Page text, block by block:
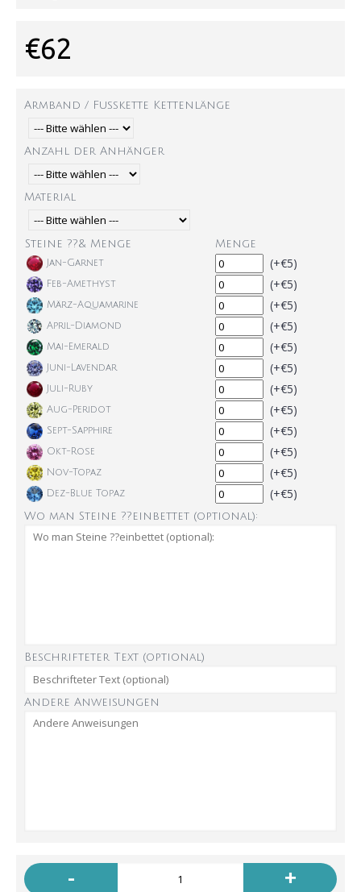
€62
Armband / Fußkette Kettenlänge
Anzahl der Anhänger
Material
Steine ??& Menge Menge
Jan-Garnet (+€5)
Feb-Amethyst (+€5)
März-Aquamarine (+€5)
April-Diamond (+€5)
Mai-Emerald (+€5)
Juni-Lavendar (+€5)
Juli-Ruby (+€5)
Aug-Peridot (+€5)
Sept-Sapphire (+€5)
Okt-Rose (+€5)
Nov-Topaz (+€5)
Dez-Blue Topaz (+€5)
Wo man Steine ??einbettet (optional):
Beschrifteter Text (optional)
Andere Anweisungen
- +